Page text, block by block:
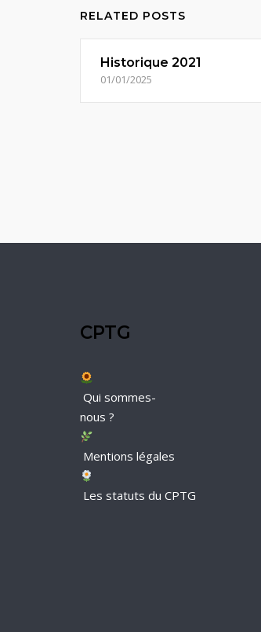
RELATED POSTS
Historique 2021
01/01/2025
CPTG
Qui sommes-
nous ?
Mentions légales
Les statuts du CPTG